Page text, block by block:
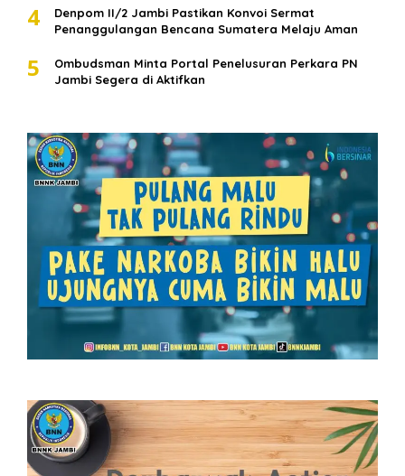
4
Denpom II/2 Jambi Pastikan Konvoi Sermat
Penanggulangan Bencana Sumatera Melaju Aman
5
Ombudsman Minta Portal Penelusuran Perkara PN
Jambi Segera di Aktifkan